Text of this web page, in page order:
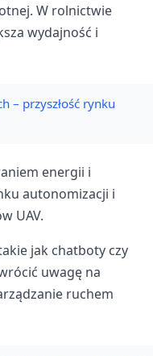
W rolnictwie
wydajność i
– przyszłość rynku
energii i
autonomizacji i
UAV.
jak chatboty czy
uwagę na
ruchem